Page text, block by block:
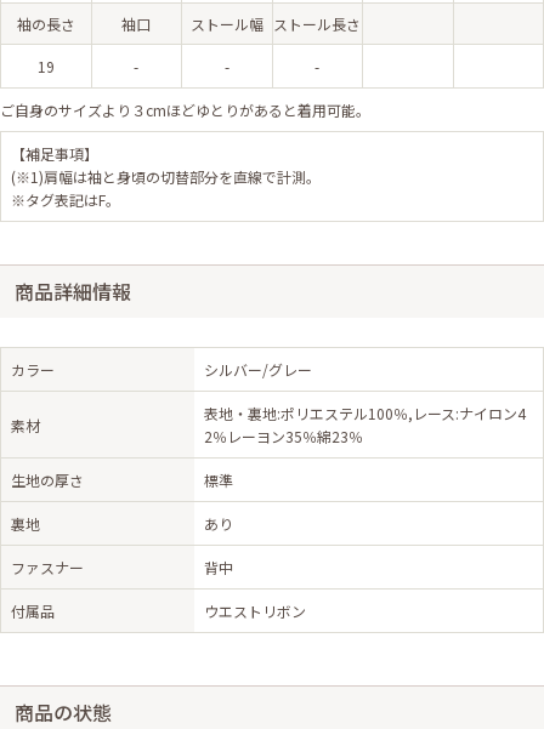
袖の長さ 袖口 ストール幅 ストール長さ
19 - - -
ご自身のサイズより３cmほどゆとりがあると着用可能。
【補足事項】
(※1)肩幅は袖と身頃の切替部分を直線で計測。
※タグ表記はF。
商品詳細情報
カラー シルバー/グレー
素材
表地・裏地:ポリエステル100％,レース:ナイロン4
2％レーヨン35％綿23％
生地の厚さ 標準
裏地 あり
ファスナー 背中
付属品 ウエストリボン
商品の状態